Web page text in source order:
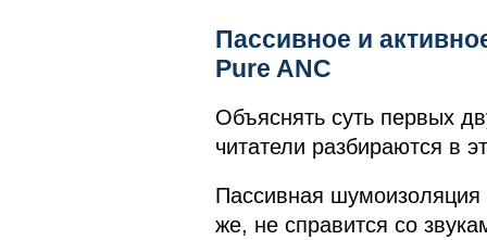
Пассивное и
Pure ANC
Объяснять суть первых
читатели разбираются в
Пассивная шумоизоляция
же, не справится со